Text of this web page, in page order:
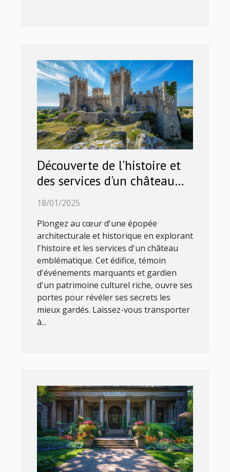
Découverte de l'histoire et
des services d'un château
emblématique
18/01/2025
Plongez au cœur d'une épopée
architecturale et historique en explorant
l'histoire et les services d'un château
emblématique. Cet édifice, témoin
d'événements marquants et gardien
d'un patrimoine culturel riche, ouvre ses
portes pour révéler ses secrets les
mieux gardés. Laissez-vous transporter
à...